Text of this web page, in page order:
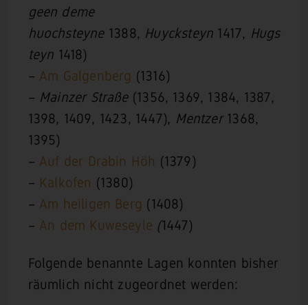
geen deme
huochsteyne 1388, Huycksteyn 1417, Hugs
teyn 1418)
– Am Galgenberg (1316)
– Mainzer Straße(1356, 1369, 1384, 1387,
1398, 1409, 1423, 1447), Mentzer1368,
1395)
– Auf der Drabin Höh (1379)
– Kalkofen (1380)
– Am heiligen Berg (1408)
– An dem Kuweseyle (1447)
Folgende benannte Lagen konnten bisher
räumlich nicht zugeordnet werden: